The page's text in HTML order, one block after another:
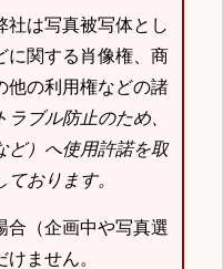
は写真被写体とし
に関する肖像権、商
他の利用権などの諸
ラブル防止のため、
ど）へ使用許諾を取
おります。
（企画中や写真選
ません。